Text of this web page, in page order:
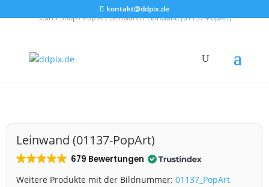
kontakt@ddpix.de
Start/Shop/Pop Art Leinwand/ Leinwand (01137-PopArt)
Leinwand (01137-PopArt)
679 Bewertungen
Weitere Produkte mit der Bildnummer:01137_PopArt